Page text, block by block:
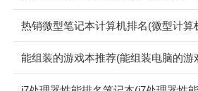
热销微型笔记本计算机排名(微型计算
记本电脑的区别)
能组装的游戏本推荐(能组装电脑的游